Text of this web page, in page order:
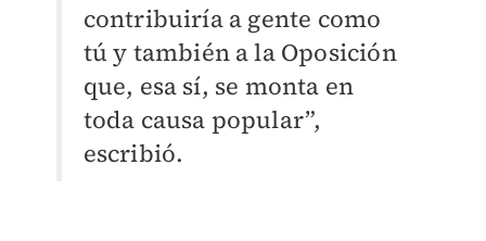
contribuiría a gente como
tú y también a la Oposición
que, esa sí, se monta en
toda causa popular”,
escribió.